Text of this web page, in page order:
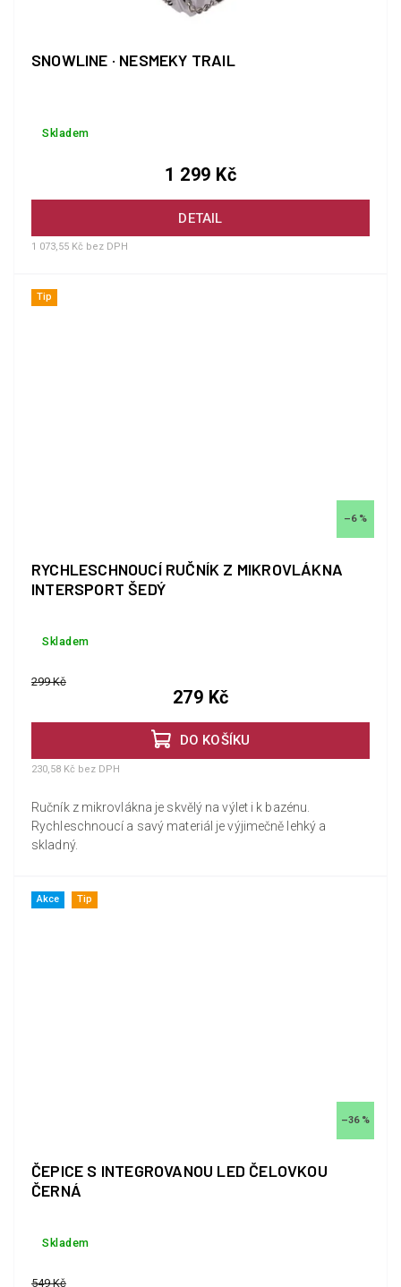
SNOWLINE · NESMEKY TRAIL
Skladem
DETAIL
1 073,55 Kč bez DPH
1 299 Kč
Tip
–6 %
RYCHLESCHNOUCÍ RUČNÍK Z MIKROVLÁKNA
INTERSPORT ŠEDÝ
Skladem
DO KOŠÍKU
230,58 Kč bez DPH
299 Kč
279 Kč
Ručník z mikrovlákna je skvělý na výlet i k bazénu.
Rychleschnoucí a savý materiál je výjimečně lehký a
skladný.
Akce Tip
–36 %
ČEPICE S INTEGROVANOU LED ČELOVKOU
ČERNÁ
Skladem
549 Kč